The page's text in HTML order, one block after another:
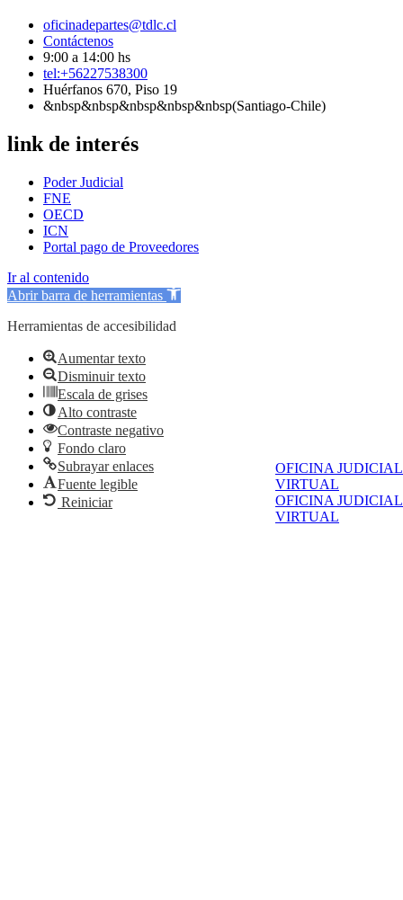
OFICINA JUDICIAL
VIRTUAL
OFICINA JUDICIAL
VIRTUAL
oficinadepartes@tdlc.cl
Contáctenos
9:00 a 14:00 hs
tel:+56227538300
Huérfanos 670, Piso 19
&nbsp&nbsp&nbsp&nbsp&nbsp(Santiago-Chile)
link de interés
Poder Judicial
FNE
OECD
ICN
Portal pago de Proveedores
Ir al contenido
Abrir barra de herramientas
Herramientas de accesibilidad
Aumentar texto
Disminuir texto
Escala de grises
Alto contraste
Contraste negativo
Fondo claro
Subrayar enlaces
Fuente legible
Reiniciar